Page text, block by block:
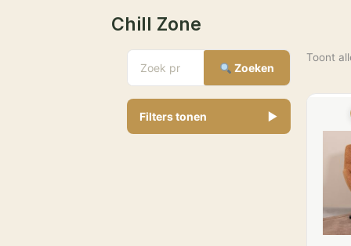
Chill Zone
Zoeken
Filters tonen ▼
Toont